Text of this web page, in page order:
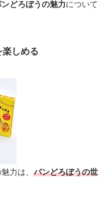
どろぼうの魅力について
しめる
力は、パンどろぼうの世